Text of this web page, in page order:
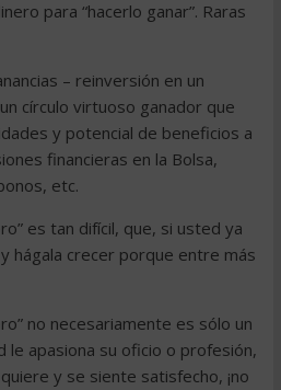
para “hacerlo ganar”. Raras
– reinversión en un
círculo virtuoso ganador que
y potencial de beneficios a
financieras en la Bolsa,
etc.
es tan difícil, que, si usted ya
hágala crecer porque entre más
no necesariamente es sólo un
le apasiona su oficio o profesión,
y se siente satisfecho, ¡no